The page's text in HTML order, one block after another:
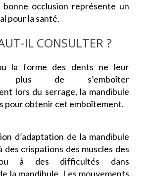
bonne occlusion représente un
pour la santé.
IL CONSULTER ?
la forme des dents ne leur
plus de s’emboîter
lors du serrage, la mandibule
pour obtenir cet emboîtement.
d’adaptation de la mandibule
des crispations des muscles des
ou à des difficultés dans
la mandibule. Les mouvements